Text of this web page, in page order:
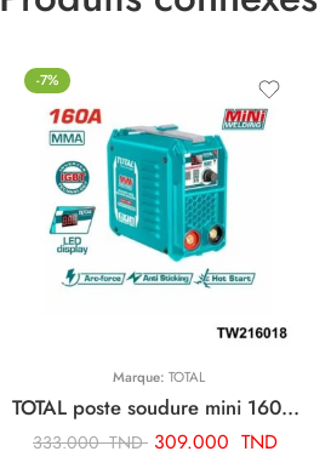
-7%
Marque: TOTAL
TOTAL poste soudure mini 160a TW216018
333.000TND 309.000 TND